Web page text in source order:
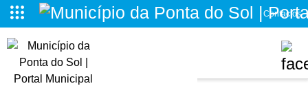
da Ponta do Sol
Contactos